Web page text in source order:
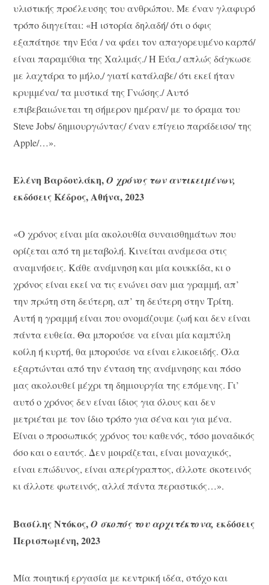
υλιστικής προέλευσης του ανθρώπου. Με έναν γλαφυρό
τρόπο διηγείται: «Η ιστορία δηλαδή/ ότι ο όφις
εξαπάτησε την Εύα / να φάει τον απαγορευμένο καρπό/
είναι παραμύθια της Χαλιμάς./ Η Εύα,/ απλώς δάγκωσε
με λαχτάρα το μήλο,/ γιατί κατάλαβε/ ότι εκεί ήταν
κρυμμένα/ τα μυστικά της Γνώσης./ Αυτό
επιβεβαιώνεται τη σήμερον ημέραν/ με το όραμα του
Steve Jobs/ δημιουργώντας/ έναν επίγειο παράδεισο/ της
Apple/…».
Ελένη Βαρδουλάκη,Ο χρόνος των αντικειμένων,
εκδόσεις Κέδρος, Αθήνα, 2023
«Ο χρόνος είναι μία ακολουθία συναισθημάτων που
ορίζεται από τη μεταβολή. Κινείται ανάμεσα στις
αναμνήσεις. Κάθε ανάμνηση και μία κουκκίδα, κι ο
χρόνος είναι εκεί να τις ενώνει σαν μια γραμμή, απ’
την πρώτη στη δεύτερη, απ’ τη δεύτερη στην Τρίτη.
Αυτή η γραμμή είναι που ονομάζουμε ζωή και δεν είναι
πάντα ευθεία. Θα μπορούσε να είναι μία καμπύλη
κοίλη ή κυρτή, θα μπορούσε να είναι ελικοειδής. Όλα
εξαρτώνται από την ένταση της ανάμνησης και πόσο
μας ακολουθεί μέχρι τη δημιουργία της επόμενης. Γι’
αυτό ο χρόνος δεν είναι ίδιος για όλους και δεν
μετριέται με τον ίδιο τρόπο για σένα και για μένα.
Είναι ο προσωπικός χρόνος του καθενός, τόσο μοναδικός
όσο και ο εαυτός. Δεν μοιράζεται, είναι μοναχικός,
είναι επώδυνος, είναι απερίγραπτος, άλλοτε σκοτεινός
κι άλλοτε φωτεινός, αλλά πάντα περαστικός…».
Βασίλης Ντόκος,Ο σκοπός του αρχιτέκτονα,εκδόσεις
Περισπωμένη, 2023
Μία ποιητική εργασία με κεντρική ιδέα, στόχο και